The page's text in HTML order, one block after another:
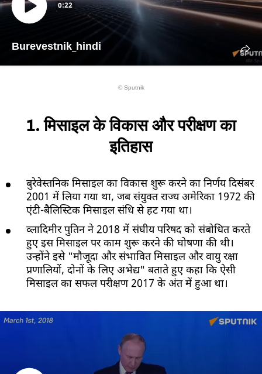
Burevestnik_hindi
0:22
© Sputnik
1. मिसाइल के विकास और परीक्षण का
इतिहास
बुरेवेस्तनिक मिसाइल का विकास शुरू करने का निर्णय दिसंबर
2001 में लिया गया था, जब संयुक्त राज्य अमेरिका 1972 की
एंटी-बैलिस्टिक मिसाइल संधि से हट गया था।
व्लादिमीर पुतिन ने 2018 में संघीय परिषद को संबोधित करते
हुए इस मिसाइल पर काम शुरू करने की घोषणा की थी।
उन्होंने इसे "मौजूदा और संभावित मिसाइल और वायु रक्षा
प्रणालियों, दोनों के लिए अभेद्य" बताते हुए कहा कि ऐसी
मिसाइल का सफल परीक्षण 2017 के अंत में हुआ था।